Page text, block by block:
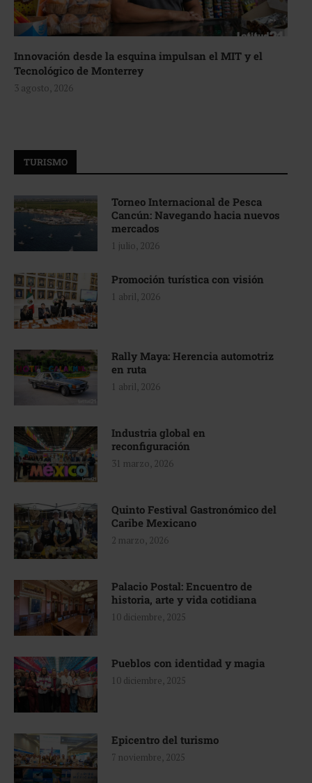
Innovación desde la esquina impulsan el MIT y el
Tecnológico de Monterrey
3 agosto, 2026
TURISMO
Torneo Internacional de Pesca
Cancún: Navegando hacia nuevos
mercados
1 julio, 2026
Promoción turística con visión
1 abril, 2026
Rally Maya: Herencia automotriz
en ruta
1 abril, 2026
Industria global en
reconfiguración
31 marzo, 2026
Quinto Festival Gastronómico del
Caribe Mexicano
2 marzo, 2026
Palacio Postal: Encuentro de
historia, arte y vida cotidiana
10 diciembre, 2025
Pueblos con identidad y magia
10 diciembre, 2025
Epicentro del turismo
7 noviembre, 2025